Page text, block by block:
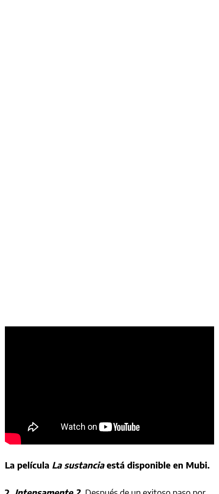
La película La sustanciaestá disponible en Mubi.